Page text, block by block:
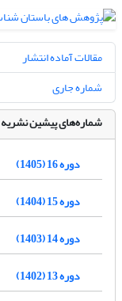
مقالات آماده انتشار
شماره جاری
شماره‌های پیشین نشریه
دوره 16 (1405)
دوره 15 (1404)
دوره 14 (1403)
دوره 13 (1402)